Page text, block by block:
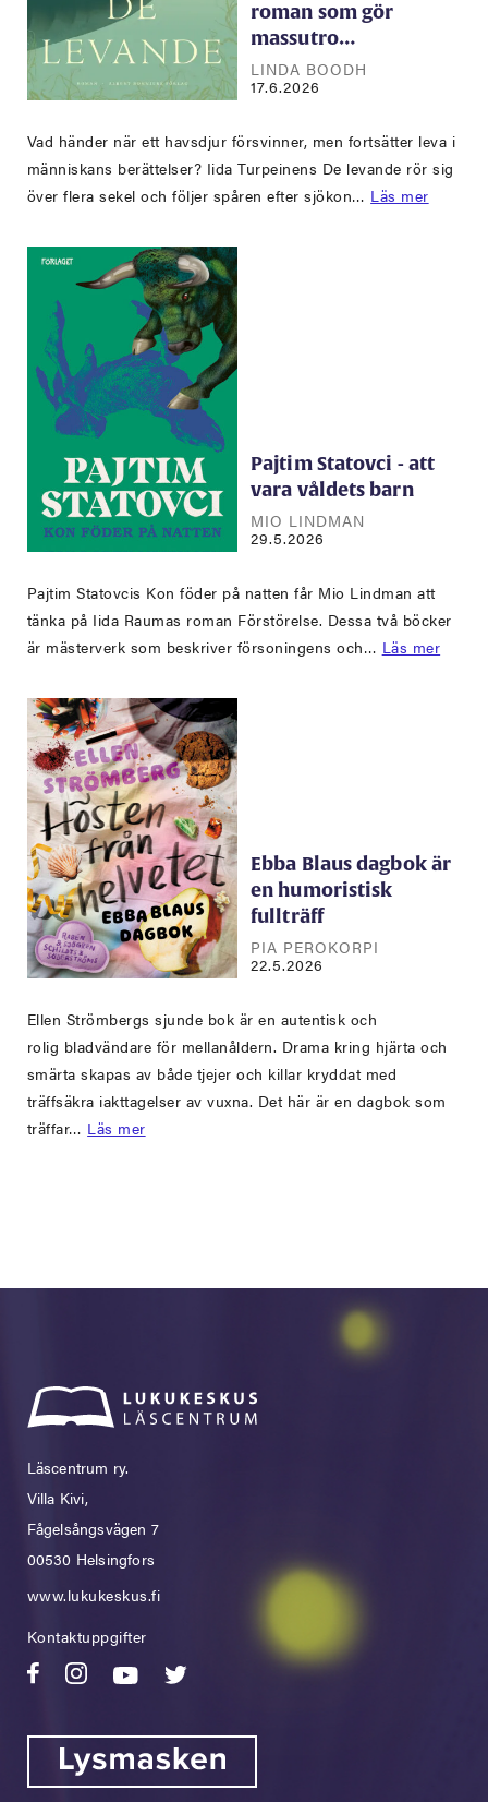
roman som gör
massutro…
LINDA BOODH
17.6.2026
Vad händer när ett havsdjur försvinner, men fortsätter leva i
människans berättelser? Iida Turpeinens De levande rör sig
över flera sekel och följer spåren efter sjökon… Läs mer
Pajtim Statovci - att
vara våldets barn
MIO LINDMAN
29.5.2026
Pajtim Statovcis Kon föder på natten får Mio Lindman att
tänka på Iida Raumas roman Förstörelse. Dessa två böcker
är mästerverk som beskriver försoningens och… Läs mer
Ebba Blaus dagbok är
en humoristisk
fullträff
PIA PEROKORPI
22.5.2026
Ellen Strömbergs sjunde bok är en autentisk och
rolig bladvändare för mellanåldern. Drama kring hjärta och
smärta skapas av både tjejer och killar kryddat med
träffsäkra iakttagelser av vuxna. Det här är en dagbok som
träffar… Läs mer
Läscentrum ry.
Villa Kivi,
Fågelsångsvägen 7
00530 Helsingfors
www.lukukeskus.fi
Kontaktuppgifter